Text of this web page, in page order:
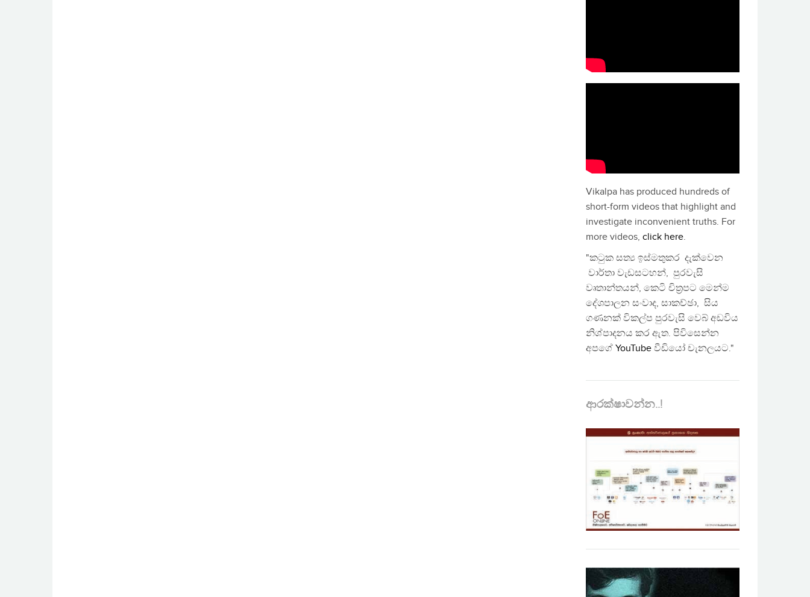
Vikalpa has produced hundreds of
short-form videos that highlight and
investigate inconvenient truths. For
more videos, click here.
"කටුක සත්‍ය ඉස්මතුකර දැක්වෙන
වාර්තා වැඩසටහන්, පුරවැසි
වෘතාන්තයන්, කෙටි චිත්‍රපට මෙන්ම
දේශපාලන සංවාද, සාකච්ඡා, සිය
ගණනක් විකල්ප පුරවැසි වෙබ් අඩවිය
නිශ්පාදනය කර ඇත. පිවිසෙන්න
අපගේ YouTube වීඩියෝ චැනලයට."
ආරක්ෂාවන්න..!